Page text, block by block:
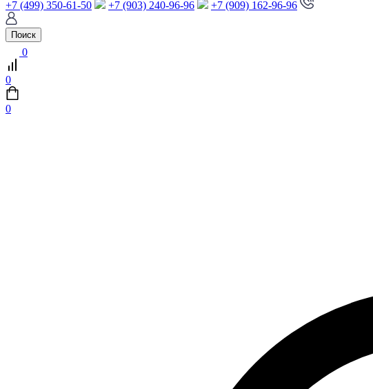
+7 (499) 350-61-50 +7 (903) 240-96-96 +7 (909) 162-96-96
Поиск
0
0
0